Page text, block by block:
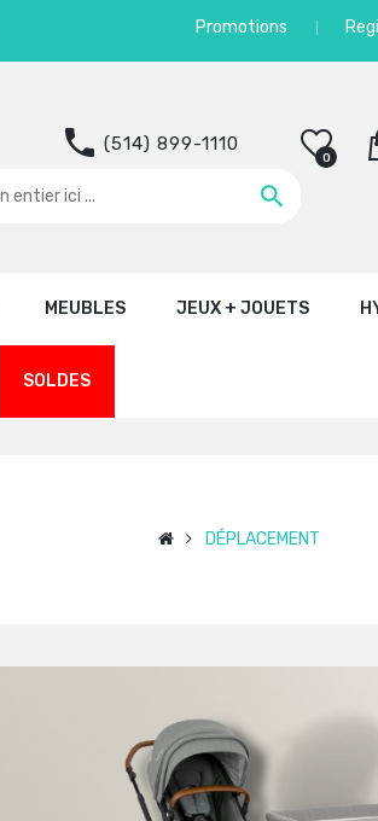
Promotions
0
(514) 899-1110
MEUBLES JEUX + JOUETS
SOLDES
DÉPLACEMENT